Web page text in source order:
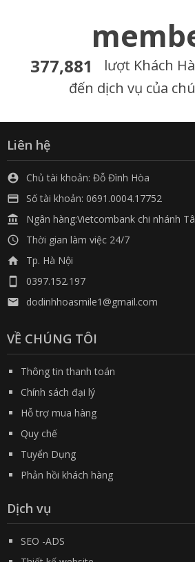
377,881
lượt Khách
đến dịch vụ của
Liên hệ
 Chủ tài khoản: Đỗ Đình Hòa
 Số tài khoản: 0691.0004.17752
 Ngân hàng:Vietcombank chi nhánh
 Thời gian làm việc 24/7
 Tp. Hà Nội
 0397.152.197
 dodinhhoasmile1@gmail.com
VỀ CHÚNG TÔI
Thông tin thanh toán
Chính sách đại lý
Hỗ trợ mua hàng
Quy chế
Tuyển Dụng
Phản hồi khách hàng
Dịch vụ
SEO -ADS